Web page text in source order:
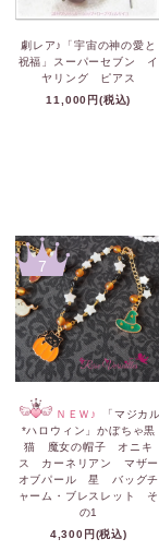
劇レア♪「宇宙の神の愛と
祝福」スーパーセブン イ
ヤリング ピアス
11,000円(税込)
7
ＮＥＷ♪
「マジカル
*ハロウィン」かぼちゃ黒
猫 魔女の帽子 オニキ
ス カーネリアン マザー
オブパール 星 バッグチ
ャーム・ブレスレット そ
の1
4,300円(税込)